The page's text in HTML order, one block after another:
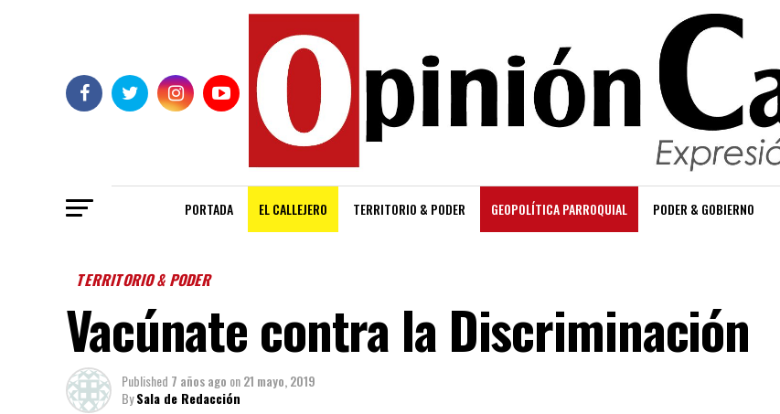
PORTADA EL CALLEJERO TERRITORIO & PODER GEOPOLÍTICA PARROQUIAL PODER & GOBIERNO
TERRITORIO & PODER
Vacúnate contra la Discriminación
Published 7 años ago on21 mayo, 2019
BySala de Redacción